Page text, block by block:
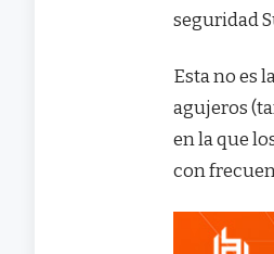
seguridad
Esta no es
agujeros
en la que
con